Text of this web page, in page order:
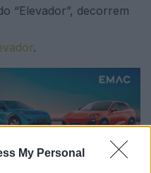
My Personal
“Elevador”, decorrem
.